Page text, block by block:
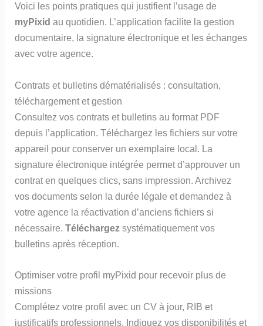
Voici les points pratiques qui justifient l’usage de
myPixid au quotidien. L’application facilite la gestion
documentaire, la signature électronique et les échanges
avec votre agence.
Contrats et bulletins dématérialisés : consultation,
téléchargement et gestion
Consultez vos contrats et bulletins au format PDF
depuis l’application. Téléchargez les fichiers sur votre
appareil pour conserver un exemplaire local. La
signature électronique intégrée permet d’approuver un
contrat en quelques clics, sans impression. Archivez
vos documents selon la durée légale et demandez à
votre agence la réactivation d’anciens fichiers si
nécessaire.Téléchargez systématiquement vos
bulletins après réception.
Optimiser votre profil myPixid pour recevoir plus de
missions
Complétez votre profil avec un CV à jour, RIB et
justificatifs professionnels. Indiquez vos disponibilités et